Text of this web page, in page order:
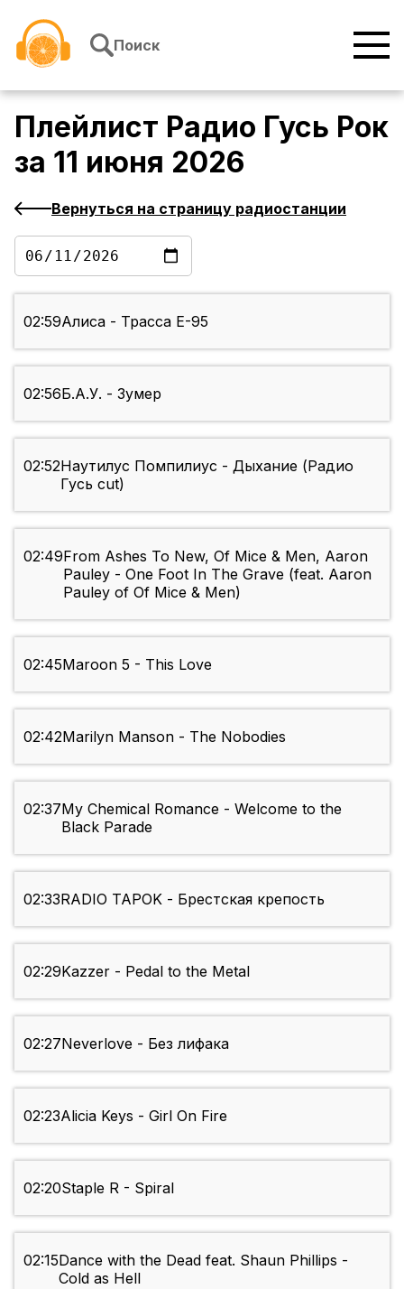
Поиск
Плейлист Радио Гусь Рок
за 11 июня 2026
Вернуться на страницу радиостанции
02:59Алиса - Трасса Е-95
02:56Б.А.У. - Зумер
02:52Наутилус Помпилиус - Дыхание (Радио
Гусь cut)
02:49From Ashes To New, Of Mice & Men, Aaron
Pauley - One Foot In The Grave (feat. Aaron
Pauley of Of Mice & Men)
02:45Maroon 5 - This Love
02:42Marilyn Manson - The Nobodies
02:37My Chemical Romance - Welcome to the
Black Parade
02:33RADIO TAPOK - Брестская крепость
02:29Kazzer - Pedal to the Metal
02:27Neverlove - Без лифака
02:23Alicia Keys - Girl On Fire
02:20Staple R - Spiral
02:15Dance with the Dead feat. Shaun Phillips -
Cold as Hell